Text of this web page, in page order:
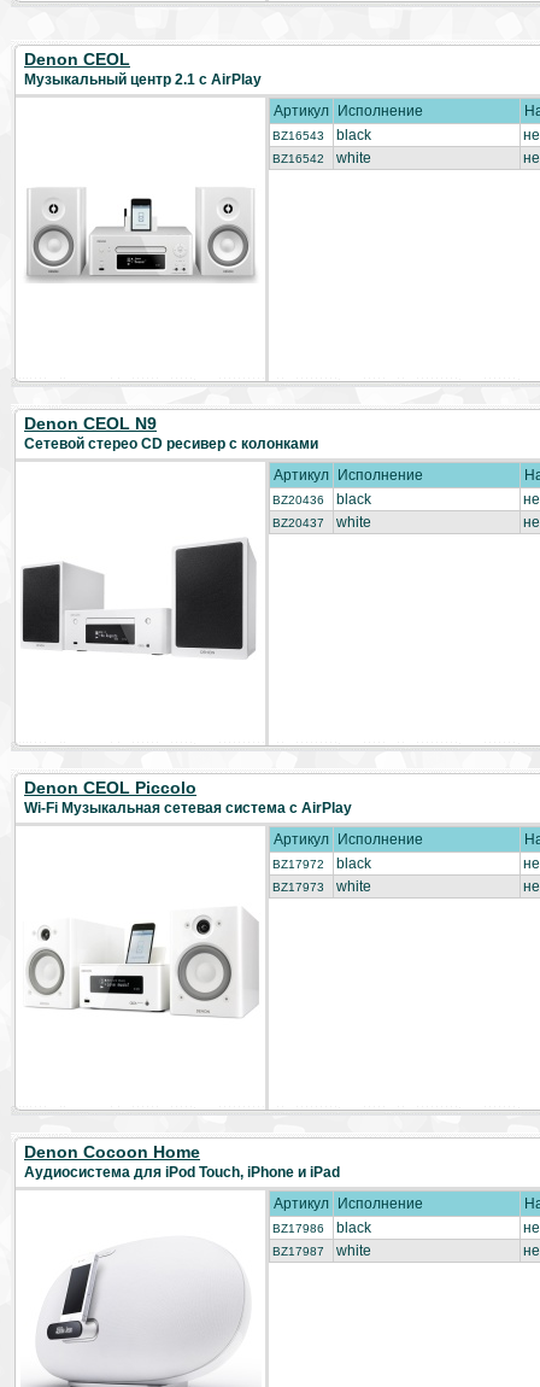
Denon CEOL
Музыкальный центр 2.1 с AirPlay
Артикул
Исполнение
BZ16543 black
BZ16542 white
Denon CEOL N9
Сетевой стерео CD ресивер с колонками
Артикул
Исполнение
BZ20436 black
BZ20437 white
Denon CEOL Piccolo
Wi-Fi Музыкальная сетевая система с AirPlay
Артикул
Исполнение
BZ17972 black
BZ17973 white
Denon Cocoon Home
Аудиосистема для iPod Touch, iPhone и iPad
Артикул
Исполнение
BZ17986 black
BZ17987 white